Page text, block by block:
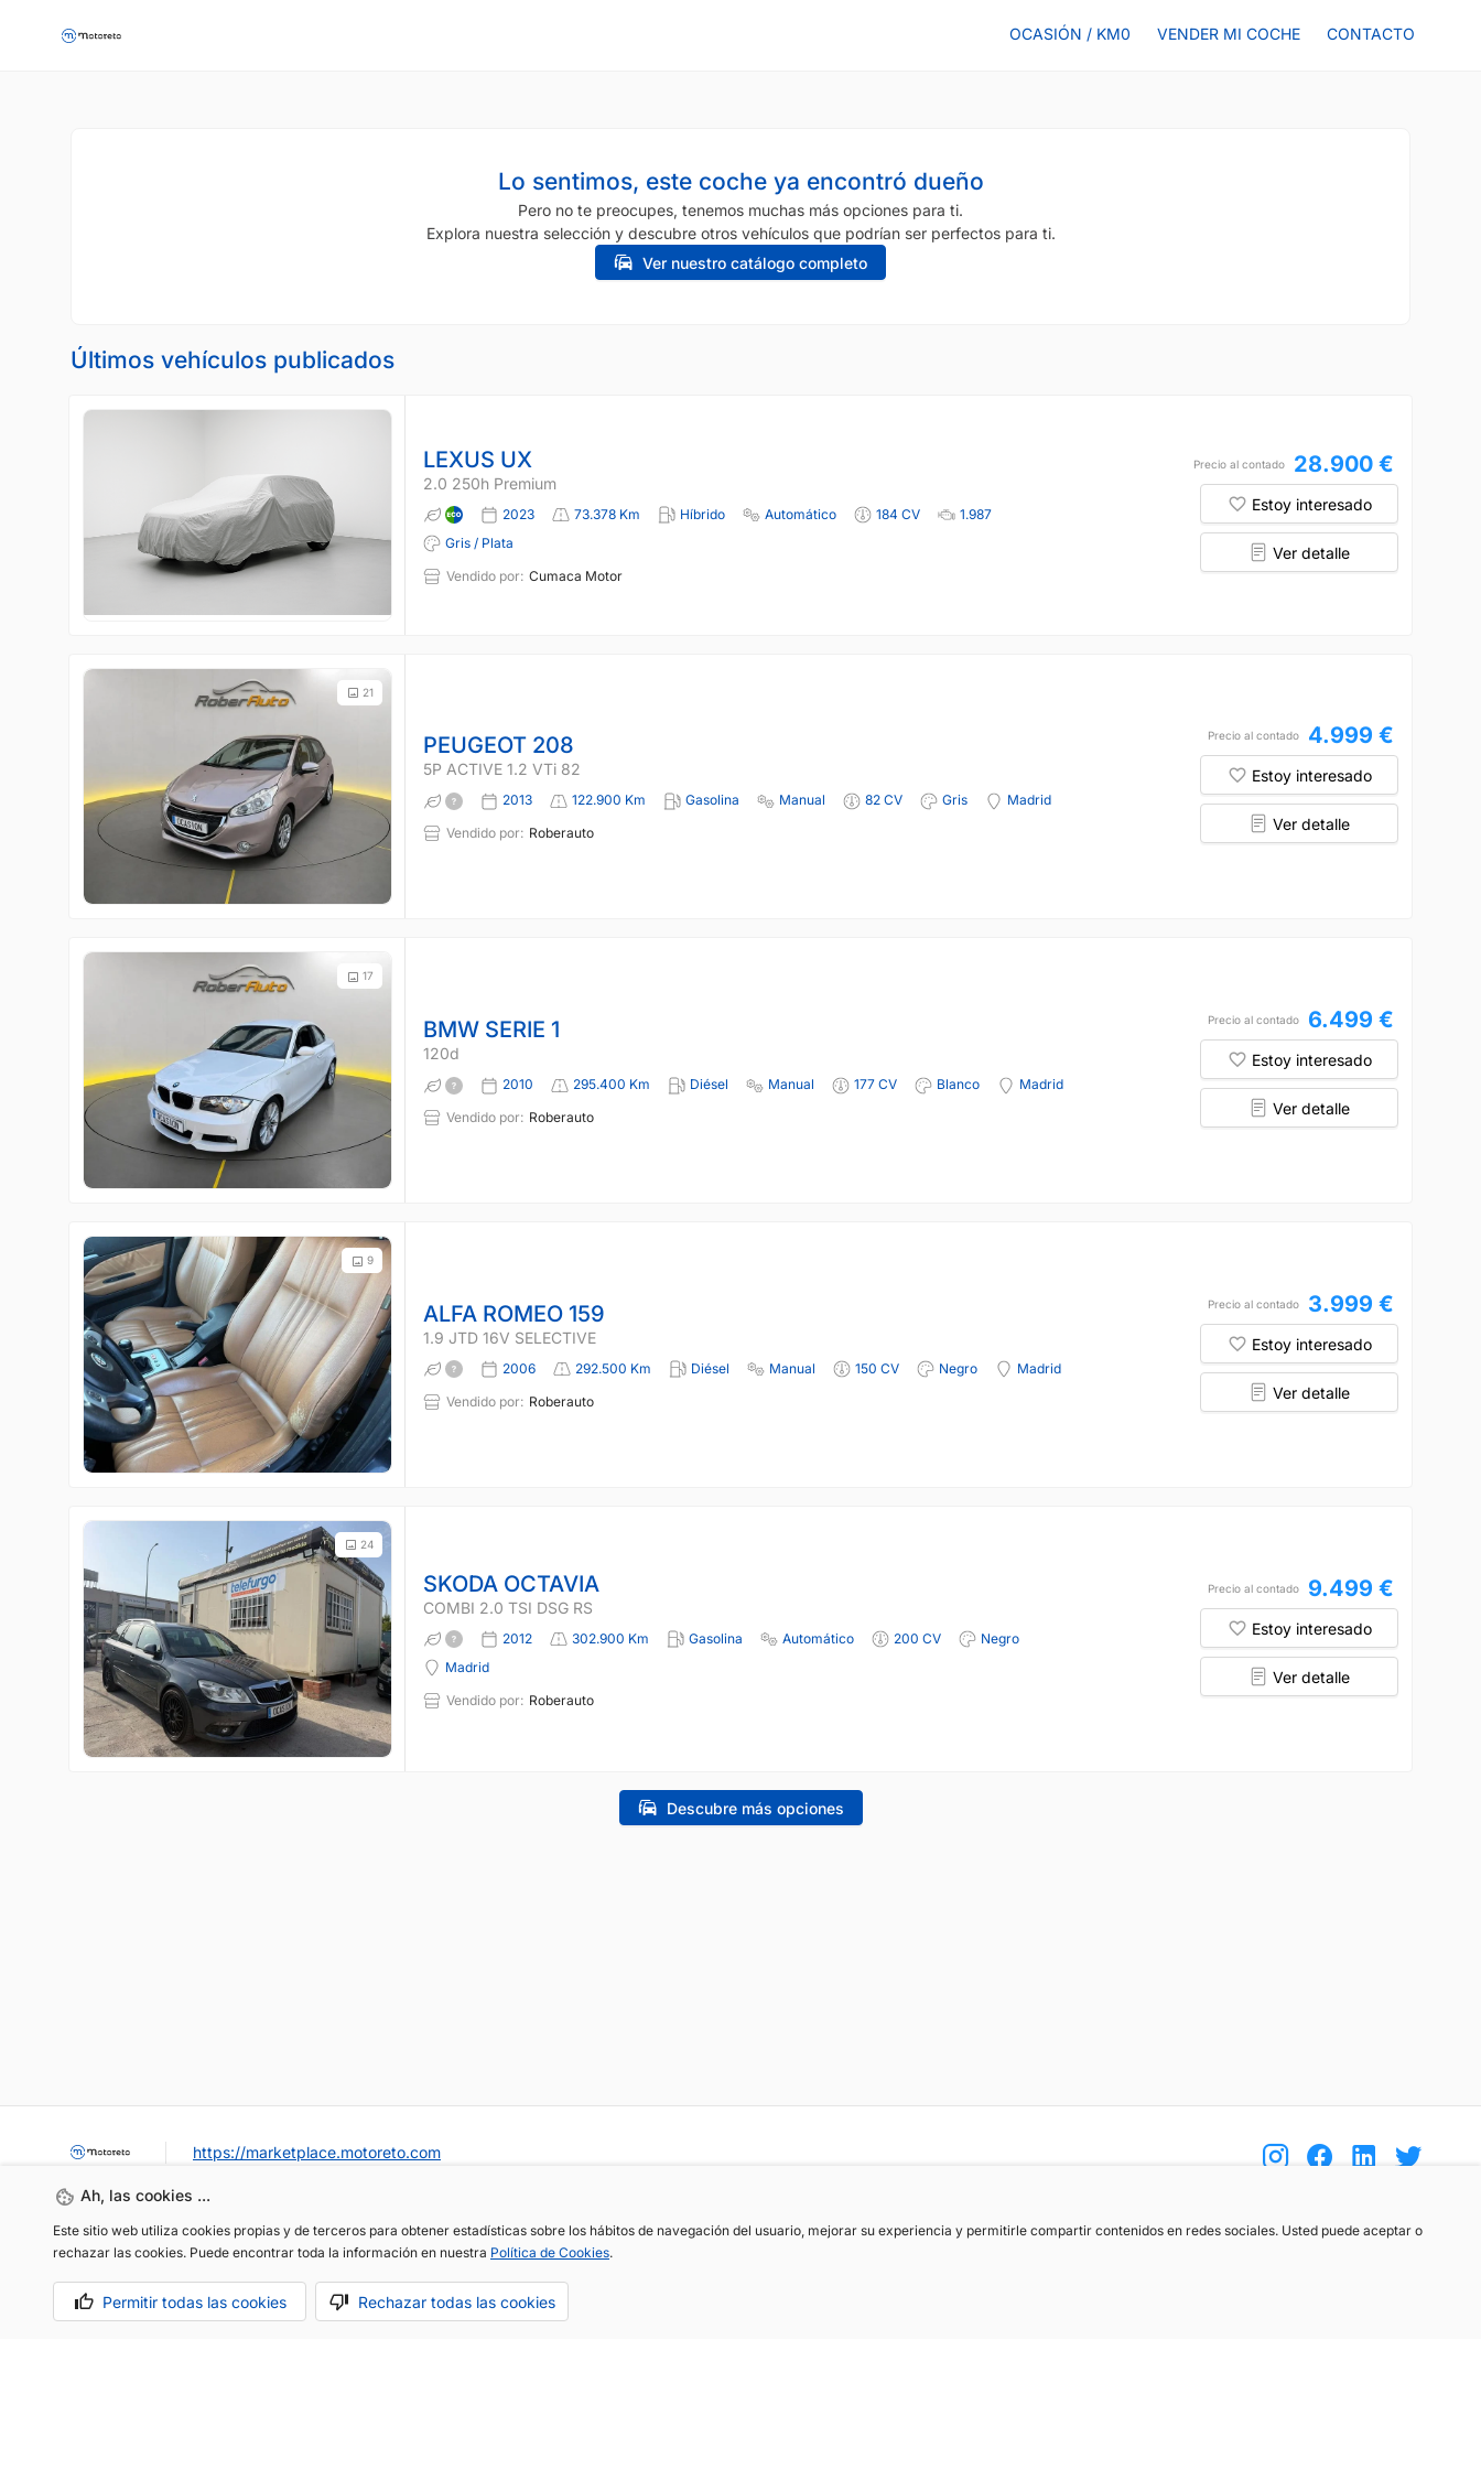
OCASIÓN / KM0 VENDER MI COCHE CONTACTO
Lo sentimos, este coche ya encontró dueño
Pero no te preocupes, tenemos muchas más opciones para ti.
Explora nuestra selección y descubre otros vehículos que podrían ser perfectos para ti.
Ver nuestro catálogo completo
Últimos vehículos publicados
LEXUS UX
2.0 250h Premium
2023 73.378 Km Híbrido Automático 184 CV
1.987
Gris / Plata
Vendido por: Cumaca Motor
Precio al contado 28.900 €
Estoy interesado
Ver detalle
21
PEUGEOT 208
5P ACTIVE 1.2 VTi 82
2013 122.900 Km Gasolina Manual 82 CV Gris
Madrid
Vendido por: Roberauto
Precio al contado 4.999 €
Estoy interesado
Ver detalle
17
BMW SERIE 1
120d
2010 295.400 Km Diésel Manual 177 CV Blanco
Madrid
Vendido por: Roberauto
Precio al contado 6.499 €
Estoy interesado
Ver detalle
9
ALFA ROMEO 159
1.9 JTD 16V SELECTIVE
2006 292.500 Km Diésel Manual 150 CV Negro
Madrid
Vendido por: Roberauto
Precio al contado 3.999 €
Estoy interesado
Ver detalle
24
SKODA OCTAVIA
COMBI 2.0 TSI DSG RS
2012 302.900 Km Gasolina Automático 200 CV
Negro
Madrid
Vendido por: Roberauto
Precio al contado 9.499 €
Estoy interesado
Ver detalle
Descubre más opciones
Ah, las cookies ...
Este sitio web utiliza cookies propias y de terceros para obtener estadísticas sobre los hábitos de navegación del usuario, mejorar su experiencia y permitirle compartir contenidos en redes sociales. Usted puede aceptar o
rechazar las cookies. Puede encontrar toda la información en nuestra Política de Cookies.
Permitir todas las cookies Rechazar todas las cookies
https://marketplace.motoreto.com